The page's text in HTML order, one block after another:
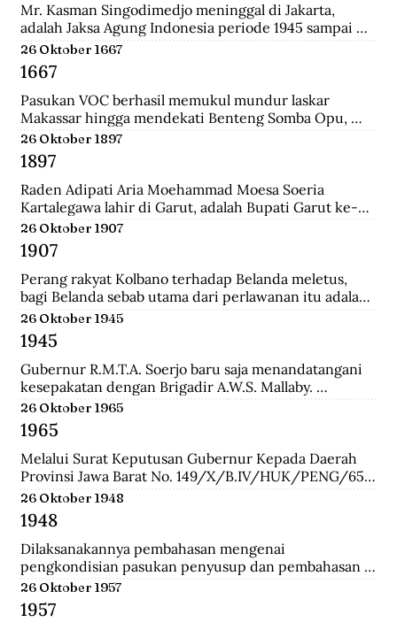
Mr. Kasman Singodimedjo meninggal di Jakarta,
adalah Jaksa Agung Indonesia periode 1945 sampai
1946 dan juga mantan Menteri Muda Kehakiman pada
Kabinet Amir Sjarifuddin II. Selain itu ia juga adalah
Ketua KNIP (Komite Nasional Indonesia Pusat) yang
menjadi cikal bakal dari DPR.
26 Oktober 1667
1667
Pasukan VOC berhasil memukul mundur laskar
Makassar hingga mendekati Benteng Somba Opu,
istana Sultan Hassanudin, bahkan pasukan yang
dipimpin Cornelis Speelman sudah sampai di depan
pintu benteng. Gowa mengalami kekalahan dalam
peperangan. Speelman dan Arung Palakka merasa
bahwa inilah saat untuk menawarkan perundingan
kepada Sultan Hasanuddin.
26 Oktober 1897
1897
Raden Adipati Aria Moehammad Moesa Soeria
Kartalegawa lahir di Garut, adalah Bupati Garut ke-6
yang menjabat dari tahun 1929-1944. Moesa Soeria
Kartalegawa mempelopori pendirian Partai Rakyat
Pasundan (PRP) pada tahun 1946 dan Negara
Pasundan pada tahun 1947.
26 Oktober 1907
1907
Perang rakyat Kolbano terhadap Belanda meletus,
bagi Belanda sebab utama dari perlawanan itu adalah
terbunuhnya 19 serdadu dan beberapa orang sipil
Belanda oleh Boi Kapitan dan anak buahnya.
26 Oktober 1945
1945
Gubernur R.M.T.A. Soerjo baru saja menandatangani
kesepakatan dengan Brigadir A.W.S. Mallaby.
Pertemuan yang terbilang sukses itu melahirkan
empat kesepakatan: 1. Pihak Inggris (baca:Sekutu)
mengakui keberadaan Republik Indonesia sebatas
distrik Surabaya. 2. Pihak Inggris tidak akan
membawa masuk pasukan Belanda dan tidak ada
pasukan Belanda yang disusupkan pada pasukan
Inggris yang mendarat di Surabaya. 3. Pasukan Inggris
hanya dibolehkan berada pada radius 800 meter dari
pelabuhan. 4. Untuk memperlancar komunikasi
antara pihak Inggris dengan Republik dalam
keseharian, maka dibentuk Biro Kontak
beranggotakan perwakilan dari kedua belah pihak.
26 Oktober 1965
1965
Melalui Surat Keputusan Gubernur Kepada Daerah
Provinsi Jawa Barat No. 149/X/B.IV/HUK/PENG/65,
Mashudi memberhentikan sementara waktu delapan
anggota PKI yang duduk dalam DPRD-GR. Mereka
adalah Suharna Affandi, Abbas Usman, Akhmad
Suganda, Enok Rokhayati, Mustofa, Cece Suryadi,
Sukra Prawira Sentana, dan Suhlan Sujana.
26 Oktober 1948
1948
Dilaksanakannya pembahasan mengenai
pengkondisian pasukan penyusup dan pembahasan
taktik untuk melawan pasukan Negara Pasundan dan
DI/TII.
26 Oktober 1957
1957